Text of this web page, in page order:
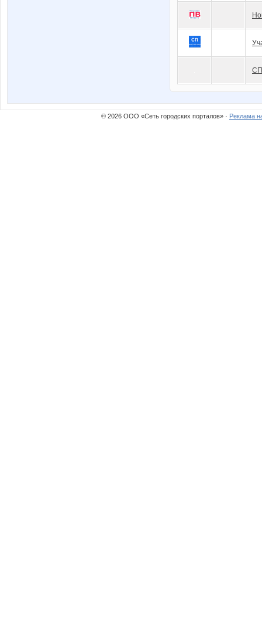
© 2026 ООО «Сеть городских порталов» · Реклама